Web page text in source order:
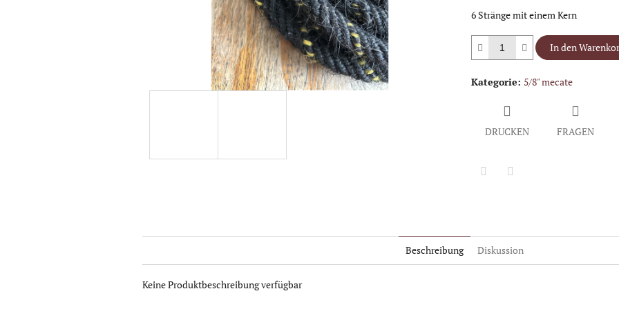
6 Stränge mit einem Kern
In den
Kategorie: 5/8" mecate
DRUCKEN FRAGEN
Beschreibung Diskussion
Keine Produktbeschreibung verfügbar